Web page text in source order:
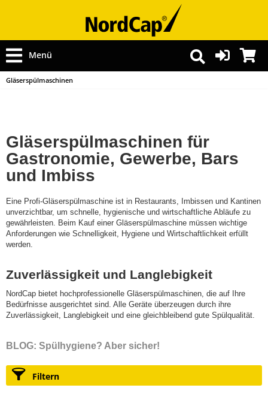
Menü
Gläserspülmaschinen
Gläserspülmaschinen für
Gastronomie, Gewerbe, Bars
und Imbiss
Eine Profi-Gläserspülmaschine ist in Restaurants, Imbissen und Kantinen
unverzichtbar, um schnelle, hygienische und wirtschaftliche Abläufe zu
gewährleisten. Beim Kauf einer Gläserspülmaschine müssen wichtige
Anforderungen wie Schnelligkeit, Hygiene und Wirtschaftlichkeit erfüllt
werden.
Zuverlässigkeit und Langlebigkeit
NordCap bietet hochprofessionelle Gläserspülmaschinen, die auf Ihre
Bedürfnisse ausgerichtet sind. Alle Geräte überzeugen durch ihre
Zuverlässigkeit, Langlebigkeit und eine gleichbleibend gute Spülqualität.
BLOG: Spülhygiene? Aber sicher!
Filtern